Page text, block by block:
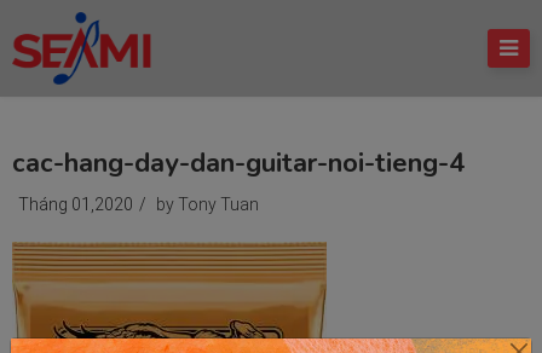
cac-hang-day-dan-guitar-noi-tieng-4
Tháng 01,2020 / by Tony Tuan